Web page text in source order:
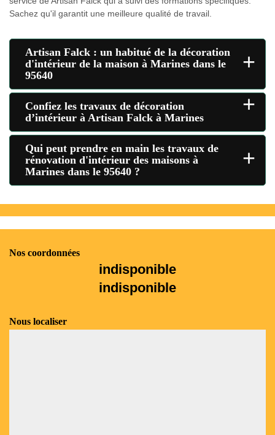
Sachez qu'il garantit une meilleure qualité de travail.
Artisan Falck : un habitué de la décoration
d'intérieur de la maison à Marines dans le
95640
+
Confiez les travaux de décoration
d’intérieur à Artisan Falck à Marines
+
Qui peut prendre en main les travaux de
rénovation d'intérieur des maisons à
Marines dans le 95640 ?
+
Nos coordonnées
indisponible
indisponible
Nous localiser